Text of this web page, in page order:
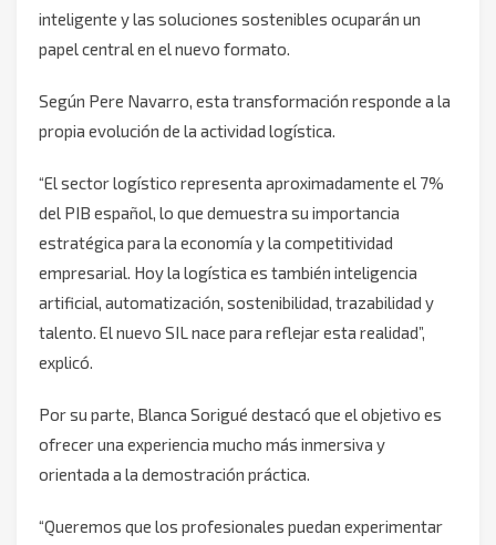
inteligente y las soluciones sostenibles ocuparán un
papel central en el nuevo formato.
Según Pere Navarro, esta transformación responde a la
propia evolución de la actividad logística.
“El sector logístico representa aproximadamente el 7%
del PIB español, lo que demuestra su importancia
estratégica para la economía y la competitividad
empresarial. Hoy la logística es también inteligencia
artificial, automatización, sostenibilidad, trazabilidad y
talento. El nuevo SIL nace para reflejar esta realidad”,
explicó.
Por su parte, Blanca Sorigué destacó que el objetivo es
ofrecer una experiencia mucho más inmersiva y
orientada a la demostración práctica.
“Queremos que los profesionales puedan experimentar